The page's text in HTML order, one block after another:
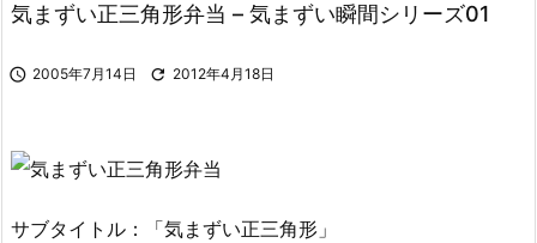
気まずい正三角形弁当 – 気まずい瞬間シリーズ01
 2005年7月14日  2012年4月18日
サブタイトル：「気まずい正三角形」